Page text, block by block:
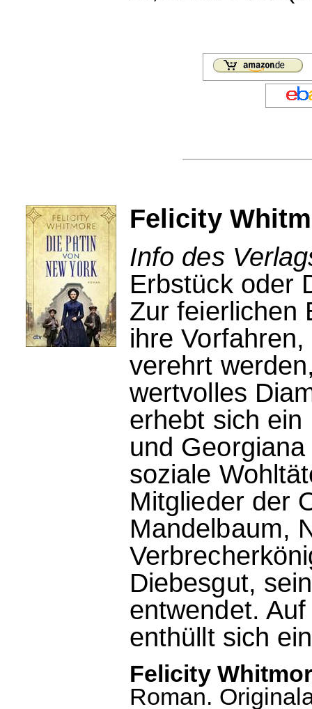
Felicity
Info des
Erbstück oder
Zur feierlichen
ihre Vorfahren,
verehrt
wertvolles
erhebt sich
und
soziale
Mitglieder der
Mandelbaum,
Diebesgut,
entwendet.
enthüllt sich
Felicity
Roman.